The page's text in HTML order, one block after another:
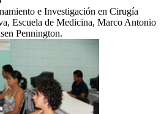
e Investigación en Cirugía
Escuela de Medicina, Marco Antonio
Pennington.